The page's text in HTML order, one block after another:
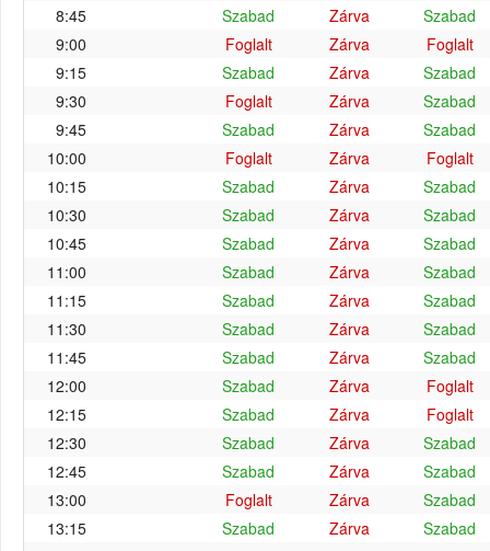
8:45
Szabad Zárva
Szabad
9:00
Foglalt Zárva
Foglalt
9:15
Szabad Zárva
Szabad
9:30
Foglalt Zárva
Szabad
9:45
Szabad Zárva
Szabad
10:00
Foglalt Zárva
Foglalt
10:15
Szabad Zárva
Szabad
10:30
Szabad Zárva
Szabad
10:45
Szabad Zárva
Szabad
11:00
Szabad Zárva
Szabad
11:15
Szabad Zárva
Szabad
11:30
Szabad Zárva
Szabad
11:45
Szabad Zárva
Szabad
12:00
Szabad Zárva
Foglalt
12:15
Szabad Zárva
Foglalt
12:30
Szabad Zárva
Szabad
12:45
Szabad Zárva
Szabad
13:00
Foglalt Zárva
Szabad
13:15
Szabad Zárva
Szabad